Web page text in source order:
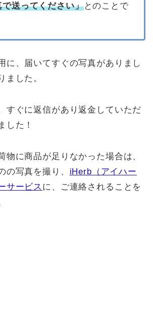
送ってください」とのことで
に、届いてすぐの写真がありまし
ました。
すぐに返信があり返金していただ
した！
物に商品が足りなかった場合は、
の写真を撮り、 iHerb（アイハー
サービス に、ご連絡されることを